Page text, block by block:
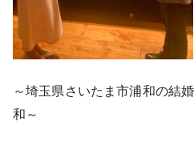
～埼玉県さいたま市浦和の結
和～